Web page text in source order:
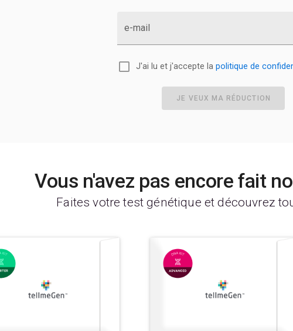
e-mail
J'ai lu et j'accepte la politique de
JE VEUX MA RÉDUCTION
Vous n'avez pas encore fait
Faites votre test génétique et découvrez